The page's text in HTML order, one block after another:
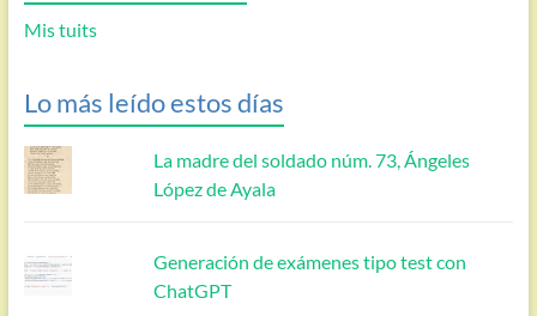
Mis tuits
Lo más leído estos días
La madre del soldado núm. 73, Ángeles
López de Ayala
Generación de exámenes tipo test con
ChatGPT